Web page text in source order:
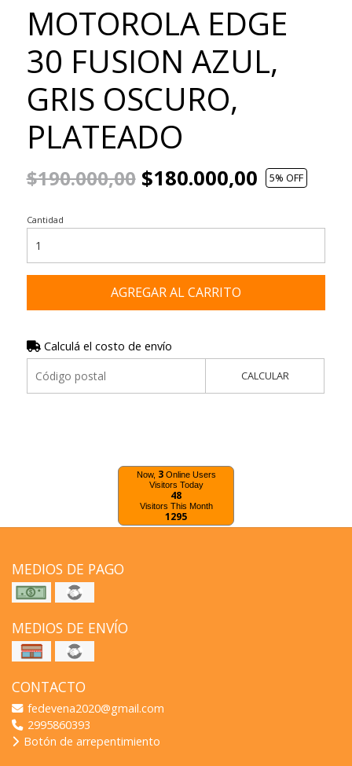
MOTOROLA EDGE
30 FUSION AZUL,
GRIS OSCURO,
PLATEADO
$190.000,00$180.000,00 5% OFF
Cantidad
AGREGAR AL CARRITO
Calculá el costo de envío
CALCULAR
Now, 3Online Users
Visitors Today
48
Visitors This Month
1295
MEDIOS DE PAGO
MEDIOS DE ENVÍO
CONTACTO
fedevena2020@gmail.com
2995860393
Botón de arrepentimiento